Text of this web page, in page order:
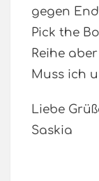
gegen
Pick the
Reihe
Muss ich
Liebe
Saskia